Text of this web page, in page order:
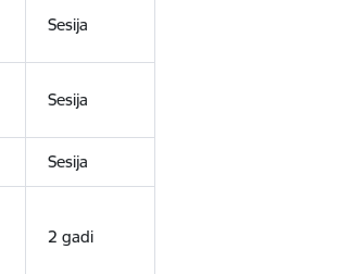
Sesija
Sesija
Sesija
2 gadi